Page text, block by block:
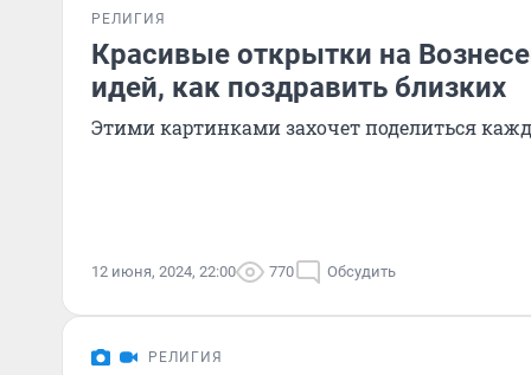
РЕЛИГИЯ
Красивые открытки на
идей, как поздравить близких
Этими картинками захочет поделиться
12 июня, 2024, 22:00 770 Обсудить
РЕЛИГИЯ